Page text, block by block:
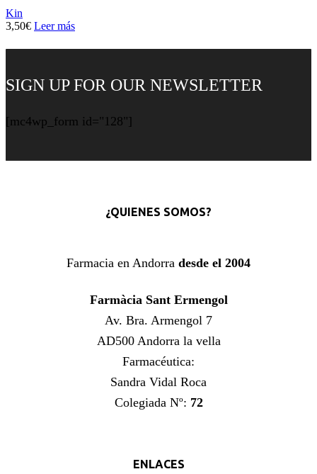
Kin
3,50€ Leer más
SIGN UP FOR OUR NEWSLETTER
[mc4wp_form id="128"]
¿QUIENES SOMOS?
Farmacia en Andorra desde el 2004
Farmàcia Sant Ermengol
Av. Bra. Armengol 7
AD500 Andorra la vella
Farmacéutica:
Sandra Vidal Roca
Colegiada Nº: 72
ENLACES